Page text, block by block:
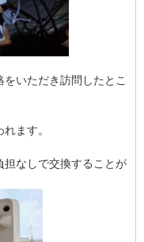
をいただき訪問したとこ
ます。
なしで交換することが